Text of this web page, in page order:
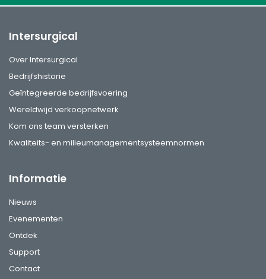
Intersurgical
Over Intersurgical
Bedrijfshistorie
Geïntegreerde bedrijfsvoering
Wereldwijd verkoopnetwerk
Kom ons team versterken
Kwaliteits- en milieumanagementsysteemnormen
Informatie
Nieuws
Evenementen
Ontdek
Support
Contact